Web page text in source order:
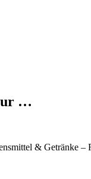
…
& Getränke